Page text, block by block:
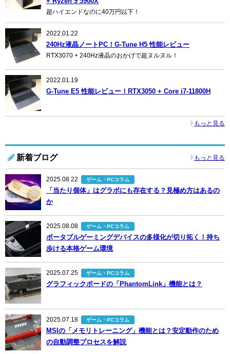
超ハイエンドなのに40万円以下！
2022.01.22
240Hz液晶ノートPC！G-Tune H5 性能レビュー
RTX3070 + 240Hz液晶のおかげで超ヌルヌル！
2022.01.19
G-Tune E5 性能レビュー！RTX3050 + Core i7-11800H
もっと見る
新着ブログ もっと見る
2025.08.22 ゲーム・PCコラム
「当たり個体」はグラボにも存在する？見極め方はあるの
か
2025.08.08 ゲーム・PCコラム
ポータブルゲーミングデバイスの多様化が切り拓く！持ち
歩ける本格ゲーム環境
2025.07.25 ゲーム・PCコラム
グラフィックボードの「PhantomLink」機能とは？
2025.07.18 ゲーム・PCコラム
MSIの「メモリトレーニング」機能とは？安定動作のため
の自動調整プロセスを解説